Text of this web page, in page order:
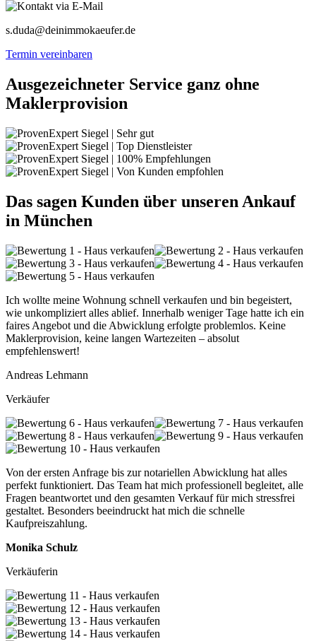
s.duda@deinimmokaeufer.de
Termin vereinbaren
Ausgezeichneter Service ganz ohne
Maklerprovision
Das sagen Kunden über unseren Ankauf
in München
Ich wollte meine Wohnung schnell verkaufen und bin begeistert,
wie unkompliziert alles ablief. Innerhalb weniger Tage hatte ich ein
faires Angebot und die Abwicklung erfolgte problemlos. Keine
Maklerprovision, keine langen Wartezeiten – absolut
empfehlenswert!
Andreas Lehmann
Verkäufer
Von der ersten Anfrage bis zur notariellen Abwicklung hat alles
perfekt funktioniert. Das Team hat mich professionell begleitet, alle
Fragen beantwortet und den gesamten Verkauf für mich stressfrei
gestaltet. Besonders beeindruckt hat mich die schnelle
Kaufpreiszahlung.
Monika Schulz
Verkäuferin